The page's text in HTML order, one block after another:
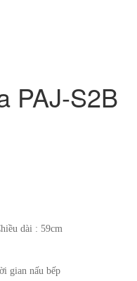
PAJ-S2B
dài : 59cm
gian nấu bếp